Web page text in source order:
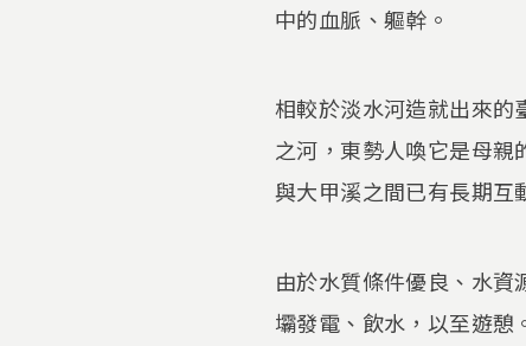
中的血脈、軀幹。
相較於淡水河造就出來的
之河，東勢人喚它是母親
與大甲溪之間已有長期互
由於水質條件優良、水
壩發電、飲水，以至遊憩